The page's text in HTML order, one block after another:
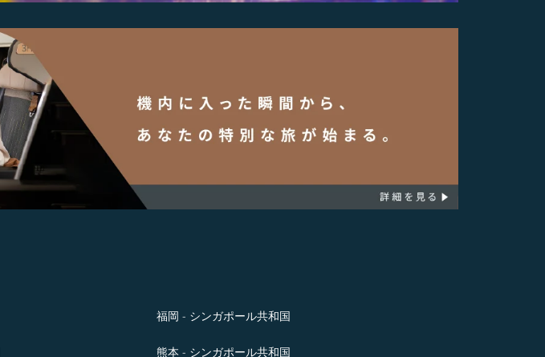
福岡 - シンガポール共和国
熊本 - シンガポール共和国